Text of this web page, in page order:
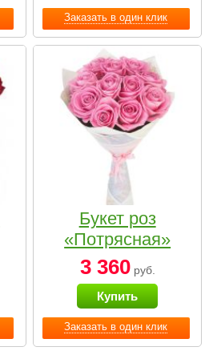
Заказать в один клик
Заказать в один клик
Букет роз
«Потрясная»
3 360руб.
Купить